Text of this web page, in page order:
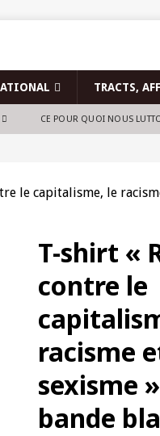
TRACTS,
CE POUR QUOI NOUS
le capitalisme, le
T-shirt «
contre le
racisme
sexisme
bande